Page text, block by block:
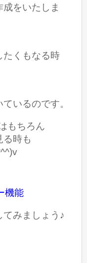
をいたしま
たくもなる時
いるのです。
もちろん
る時も
機能
みましょう♪